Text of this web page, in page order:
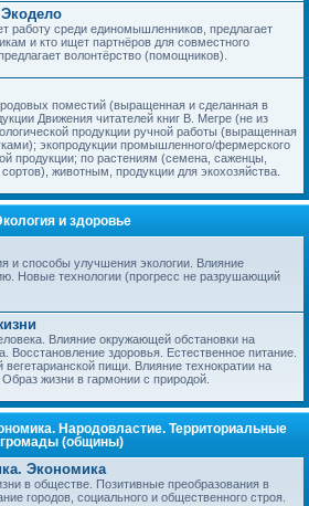
работу среди единомышленников, предлагает
и кто ищет партнёров для совместного
волонтёрство (помощников).
поместий (выращенная и сделанная в
Движения читателей книг В. Мегре (не из
продукции ручной работы (выращенная
экопродукции промышленного/фермерского
продукции; по растениям (семена, саженцы,
животным, продукции для экохозяйства.
и здоровье
и способы улучшения экологии. Влияние
Новые технологии (прогресс не разрушающий
Влияние окружающей обстановки на
Восстановление здоровья. Естественное питание.
вегетарианской пищи. Влияние технократии на
жизни в гармонии с природой.
Народовластие. Территориальные
громады (общины)
Экономика
в обществе. Позитивные преобразования в
городов, социального и общественного строя.